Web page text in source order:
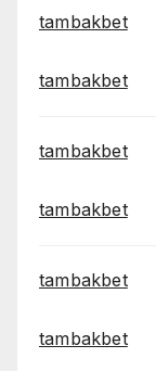
tambakbet
tambakbet
tambakbet
tambakbet
tambakbet
tambakbet